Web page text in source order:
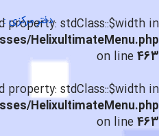
property: stdClass::$width in
HelixultimateMenu.php
on line463
property: stdClass::$width in
HelixultimateMenu.php
on line463
دفتر مرکزی : 44338869